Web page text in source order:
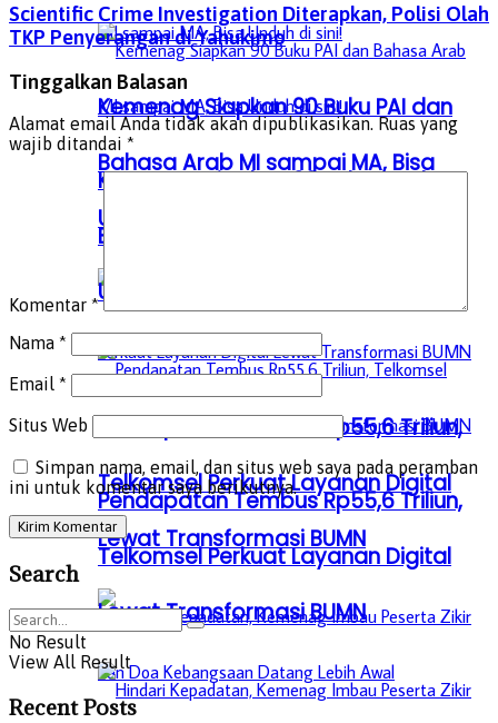
Kemenag Siapkan 90 Buku PAI dan
Bahasa Arab MI sampai MA, Bisa
Unduh di sini!
Pendapatan Tembus Rp55,6 Triliun,
Telkomsel Perkuat Layanan Digital
Lewat Transformasi BUMN
Kemenag Siapkan 90 Buku PAI dan
Bahasa Arab MI sampai MA, Bisa
Unduh di sini!
Pendapatan Tembus Rp55,6 Triliun,
Telkomsel Perkuat Layanan Digital
Lewat Transformasi BUMN
Scientific Crime Investigation Diterapkan, Polisi Olah
TKP Penyerangan di Yahukimo
Tinggalkan Balasan
Alamat email Anda tidak akan dipublikasikan. Ruas yang
wajib ditandai *
Komentar *
Nama *
Email *
Situs Web
Simpan nama, email, dan situs web saya pada peramban
ini untuk komentar saya berikutnya.
Search
No Result
View All Result
Recent Posts